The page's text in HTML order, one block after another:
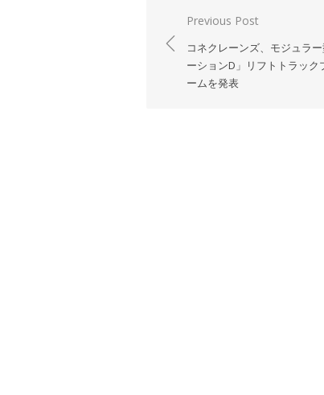
稿
Previous Post
コネクレーンズ、モジュラ
ーションD」リフトトラック
ームを発表